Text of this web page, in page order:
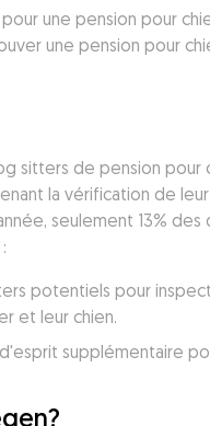
une pension pour
une pension pour
sitters de pension pour
la vérification de
seulement 13% des
potentiels pour
et leur chien.